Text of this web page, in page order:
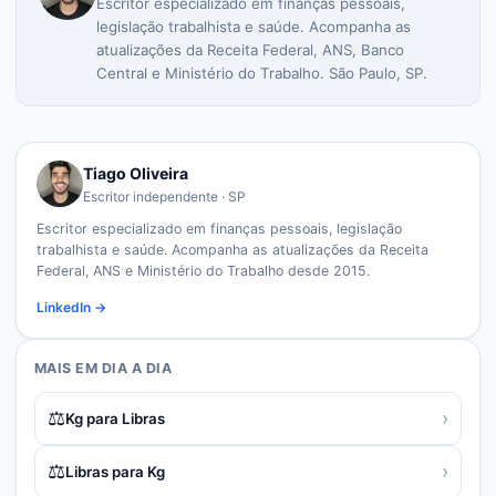
legislação trabalhista e saúde. Acompanha as
atualizações da Receita Federal, ANS, Banco
Central e Ministério do Trabalho. São Paulo, SP.
Tiago Oliveira
Escritor independente · SP
Escritor especializado em finanças pessoais, legislação
trabalhista e saúde. Acompanha as atualizações da Receita
Federal, ANS e Ministério do Trabalho desde 2015.
LinkedIn →
MAIS EM DIA A DIA
⚖️Kg para Libras ›
⚖️Libras para Kg ›